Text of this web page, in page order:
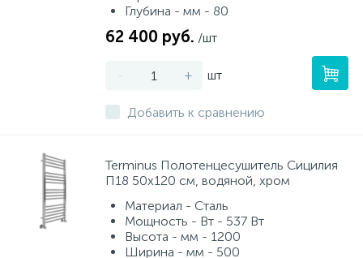
Глубина - мм - 80
62 400 руб. /шт
- + шт
Добавить к сравнению
Terminus Полотенцесушитель Сицилия
П18 50х120 см, водяной, хром
Материал - Сталь
Мощность - Вт - 537 Вт
Высота - мм - 1200
Ширина - мм - 500